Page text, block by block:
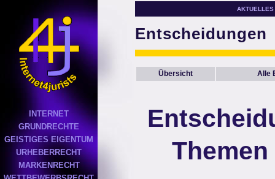
INTERNET
GRUNDRECHTE
GEISTIGES EIGENTUM
URHEBERRECHT
MARKENRECHT
AKTUELLES
Entscheidungen
Übersicht Alle